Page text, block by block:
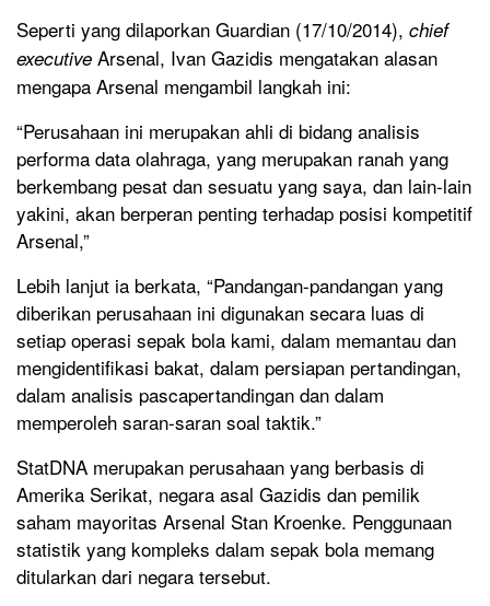
Seperti yang dilaporkan Guardian (17/10/2014), chief
executive Arsenal, Ivan Gazidis mengatakan alasan
mengapa Arsenal mengambil langkah ini:
“Perusahaan ini merupakan ahli di bidang analisis
performa data olahraga, yang merupakan ranah yang
berkembang pesat dan sesuatu yang saya, dan lain-lain
yakini, akan berperan penting terhadap posisi kompetitif
Arsenal,”
Lebih lanjut ia berkata, “Pandangan-pandangan yang
diberikan perusahaan ini digunakan secara luas di
setiap operasi sepak bola kami, dalam memantau dan
mengidentifikasi bakat, dalam persiapan pertandingan,
dalam analisis pascapertandingan dan dalam
memperoleh saran-saran soal taktik.”
StatDNA merupakan perusahaan yang berbasis di
Amerika Serikat, negara asal Gazidis dan pemilik
saham mayoritas Arsenal Stan Kroenke. Penggunaan
statistik yang kompleks dalam sepak bola memang
ditularkan dari negara tersebut.